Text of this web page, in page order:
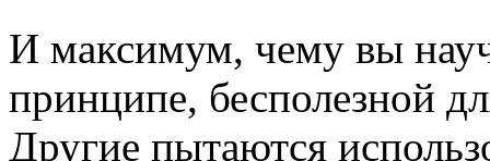
И максимум, чему вы
принципе, бесполезной
Другие пытаются